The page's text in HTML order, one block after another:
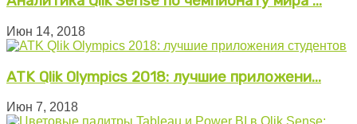
Июн 14, 2018
ATK Qlik Olympics 2018: лучшие приложени...
Июн 7, 2018